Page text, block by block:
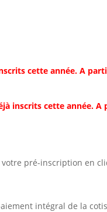
cette année. A
inscrits cette année. A
pré-inscription en
intégral de la